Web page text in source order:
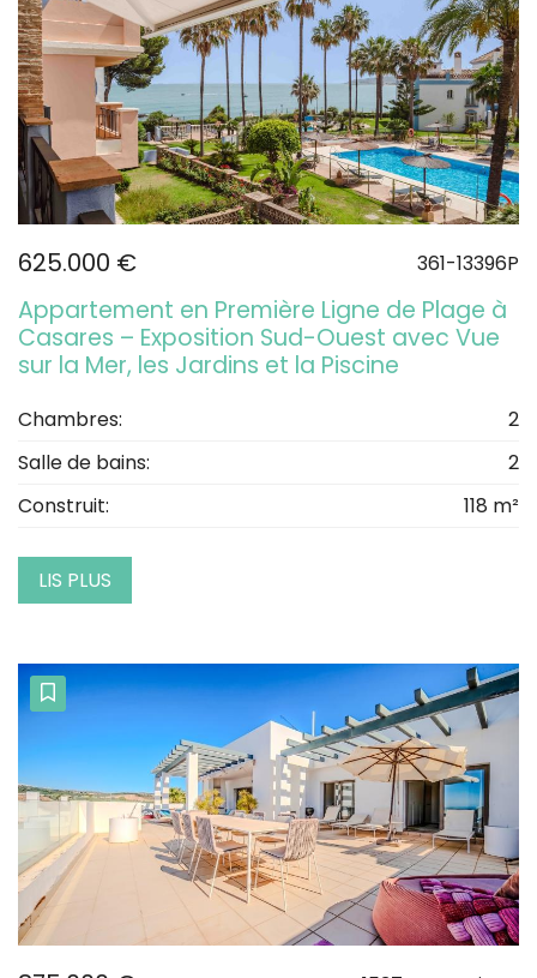
625.000 € 361-13396P
Appartement en Première Ligne de Plage à
Casares – Exposition Sud-Ouest avec Vue
sur la Mer, les Jardins et la Piscine
Chambres:
2
Salle de bains:
2
Construit:
118 m²
LIS PLUS